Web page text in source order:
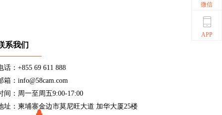
系我们
话：+855 69 611 888
箱：info@58cam.com
间：周一至周五9:00-17:00
址：柬埔寨金边市莫尼旺大道 加华大厦25楼
微信
APP